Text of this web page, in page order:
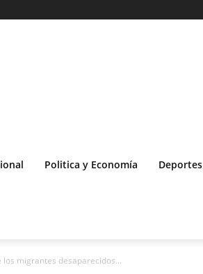
Politica y Economía Deportes
migrantes desaparecidos...